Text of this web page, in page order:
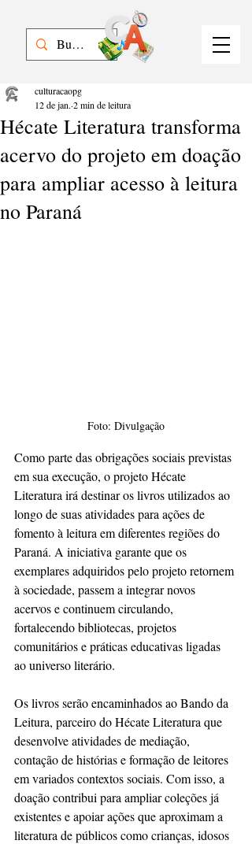
Hécate Literatura transforma
acervo do projeto em doação
para ampliar acesso à leitura
no Paraná
culturacaopg
12 de jan. 2 min de leitura
Foto: Divulgação
Como parte das obrigações sociais previstas
em sua execução, o projeto Hécate
Literatura irá destinar os livros utilizados ao
longo de suas atividades para ações de
fomento à leitura em diferentes regiões do
Paraná. A iniciativa garante que os
exemplares adquiridos pelo projeto retornem
à sociedade, passem a integrar novos
acervos e continuem circulando,
fortalecendo bibliotecas, projetos
comunitários e práticas educativas ligadas
ao universo literário.
Os livros serão encaminhados ao Bando da
Leitura, parceiro do Hécate Literatura que
desenvolve atividades de mediação,
contação de histórias e formação de leitores
em variados contextos sociais. Com isso, a
doação contribui para ampliar coleções já
existentes e apoiar ações que aproximam a
literatura de públicos como crianças, idosos